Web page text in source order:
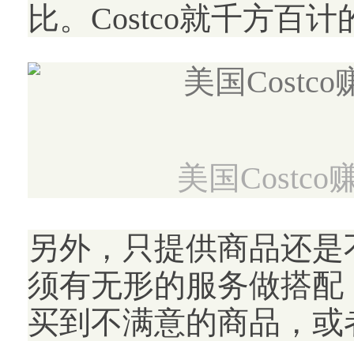
比。Costco就千方百
美国Costco
另外，只提供商品还
须有无形的服务做搭
买到不满意的商品，